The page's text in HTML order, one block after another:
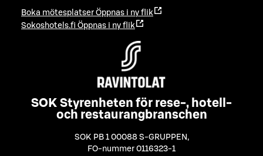
Boka mötesplatser Öppnas i ny flik
Sokoshotels.fi Öppnas i ny flik
SOK Styrenheten för rese-, hotell-
och restaurangbranschen
SOK PB 1 00088 S-GRUPPEN ,
FO-nummer 0116323-1